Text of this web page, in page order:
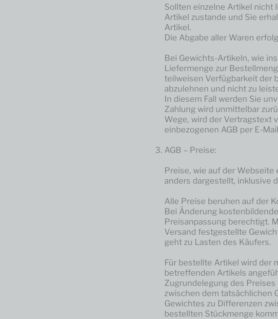
Sollten einzelne Artikel nicht
Artikel zustande und Sie
Artikel.
Die Abgabe aller Waren
Bei Gewichts-Artikeln, wie
Liefermenge zur
teilweisen Verfügbarkeit der
abzulehnen und nicht zu
In diesem Fall werden Sie
Zahlung wird unmittelbar
Wege, wird der Vertragstext
einbezogenen AGB per E-
AGB – Preise:
Preise, wie auf der
anders dargestellt, inklusive
Alle Preise beruhen auf der
Bei Änderung
Preisanpassung berechtigt.
Versand festgestellte
geht zu Lasten des Käufers.
Für bestellte Artikel wird der
betreffenden Artikels
Zugrundelegung des
zwischen dem tatsächlichen
Gewichtes zu Differenzen
bestellten Stückmenge